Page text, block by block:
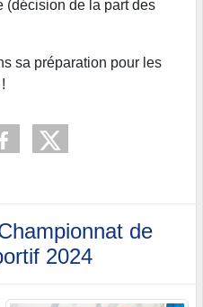
(décision de la part des
sa préparation pour les
de
2024